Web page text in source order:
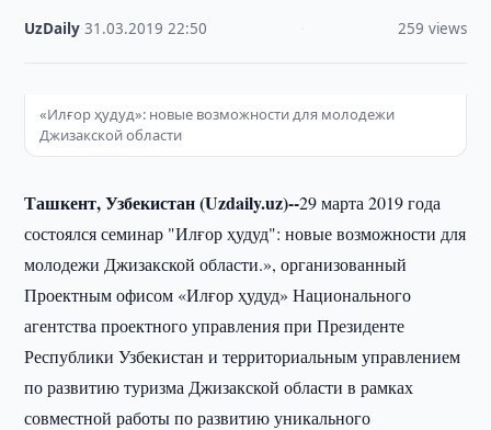
UzDaily ·31.03.2019 ·22:50 259 views
«Илғор ҳудуд»: новые возможности для молодежи
Джизакской области
Ташкент, Узбекистан (Uzdaily.uz)--29 марта 2019 года
состоялся семинар "Илғор ҳудуд": новые возможности для
молодежи Джизакской области.», организованный
Проектным офисом «Илғор ҳудуд» Национального
агентства проектного управления при Президенте
Республики Узбекистан и территориальным управлением
по развитию туризма Джизакской области в рамках
совместной работы по развитию уникального